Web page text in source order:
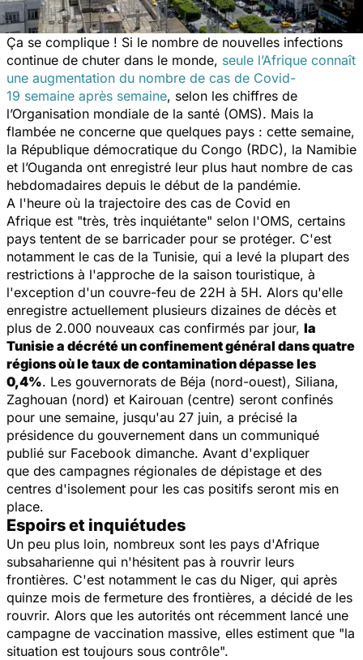
Ça se complique ! Si le nombre de nouvelles infections
continue de chuter dans le monde, seule l’Afrique connaît
une augmentation du nombre de cas de Covid-
19 semaine après semaine, selon les chiffres de
l’Organisation mondiale de la santé (OMS). Mais la
flambée ne concerne que quelques pays : cette semaine,
la République démocratique du Congo (RDC), la Namibie
et l’Ouganda ont enregistré leur plus haut nombre de cas
hebdomadaires depuis le début de la pandémie.
A l'heure où la trajectoire des cas de Covid en
Afrique est "très, très inquiétante" selon l'OMS, certains
pays tentent de se barricader pour se protéger. C'est
notamment le cas de la Tunisie, qui a levé la plupart des
restrictions à l'approche de la saison touristique, à
l'exception d'un couvre-feu de 22H à 5H. Alors qu'elle
enregistre actuellement plusieurs dizaines de décès et
plus de 2.000 nouveaux cas confirmés par jour, la
Tunisie a décrété un confinement général dans quatre
régions où le taux de contamination dépasse les
0,4%. Les gouvernorats de Béja (nord-ouest), Siliana,
Zaghouan (nord) et Kairouan (centre) seront confinés
pour une semaine, jusqu'au 27 juin, a précisé la
présidence du gouvernement dans un communiqué
publié sur Facebook dimanche. Avant d'expliquer
que des campagnes régionales de dépistage et des
centres d'isolement pour les cas positifs seront mis en
place.
Espoirs et inquiétudes
Un peu plus loin, nombreux sont les pays d'Afrique
subsaharienne qui n'hésitent pas à rouvrir leurs
frontières. C'est notamment le cas du Niger, qui après
quinze mois de fermeture des frontières, a décidé de les
rouvrir. Alors que les autorités ont récemment lancé une
campagne de vaccination massive, elles estiment que "la
situation est toujours sous contrôle".